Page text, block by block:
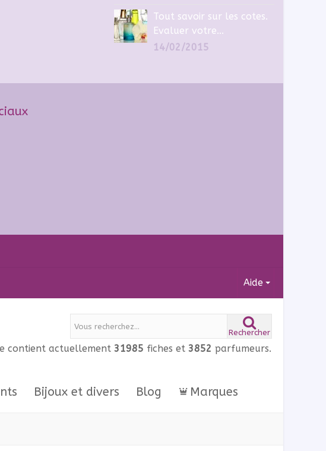
Tout savoir sur les cotes.
Evaluer votre...
14/02/2015
Aide
Rechercher
contient actuellement 31985 fiches et3852 parfumeurs.
Bijoux et divers Blog Marques